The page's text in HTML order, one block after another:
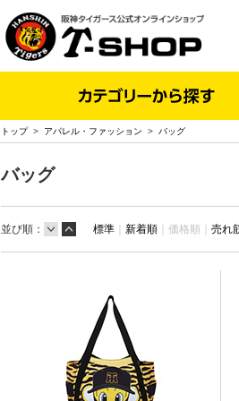
トップ> アパレル・ファッション > バッグ
バッグ
並び順： 標準 ｜ 新着順 ｜ 価格順｜ 売れ